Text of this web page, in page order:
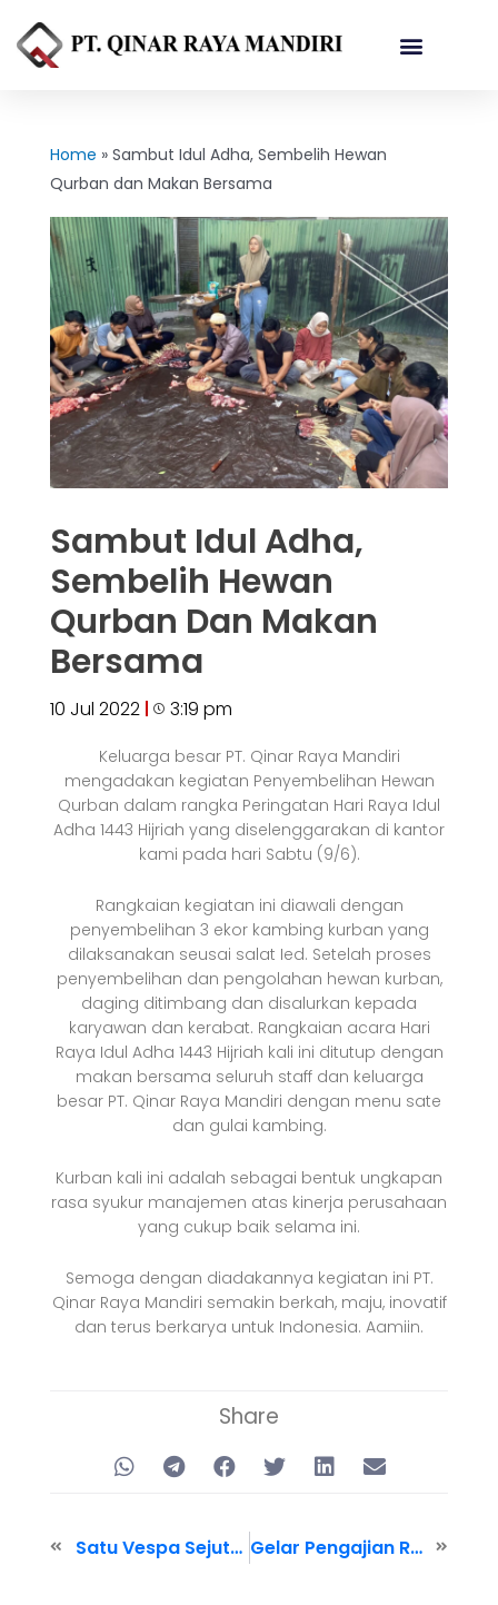
Home » Sambut Idul Adha, Sembelih Hewan
Qurban dan Makan Bersama
Sambut Idul Adha,
Sembelih Hewan
Qurban Dan Makan
Bersama
10 Jul 2022 3:19 pm
Keluarga besar PT. Qinar Raya Mandiri
mengadakan kegiatan Penyembelihan Hewan
Qurban dalam rangka Peringatan Hari Raya Idul
Adha 1443 Hijriah yang diselenggarakan di kantor
kami pada hari Sabtu (9/6).
Rangkaian kegiatan ini diawali dengan
penyembelihan 3 ekor kambing kurban yang
dilaksanakan seusai salat Ied. Setelah proses
penyembelihan dan pengolahan hewan kurban,
daging ditimbang dan disalurkan kepada
karyawan dan kerabat. Rangkaian acara Hari
Raya Idul Adha 1443 Hijriah kali ini ditutup dengan
makan bersama seluruh staff dan keluarga
besar PT. Qinar Raya Mandiri dengan menu sate
dan gulai kambing.
Kurban kali ini adalah sebagai bentuk ungkapan
rasa syukur manajemen atas kinerja perusahaan
yang cukup baik selama ini.
Semoga dengan diadakannya kegiatan ini PT.
Qinar Raya Mandiri semakin berkah, maju, inovatif
dan terus berkarya untuk Indonesia. Aamiin.
Share
Satu Vespa Sejuta Saudara Gelar Pengajian Rutin Bersama Karyawan